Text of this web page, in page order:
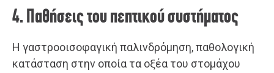
4. Παθήσεις του πεπτικού συστήματος
Η γαστροοισοφαγική παλινδρόμηση, παθολογική
κατάσταση στην οποία τα οξέα του στομάχου